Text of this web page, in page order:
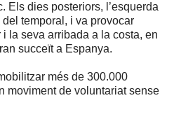
Els dies posteriors, l’esquerda
temporal, i va provocar
i la seva arribada a la costa, en
succeït a Espanya.
més de 300.000
moviment de voluntariat sense